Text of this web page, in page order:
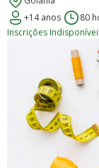
+14 anos
80
Inscrições